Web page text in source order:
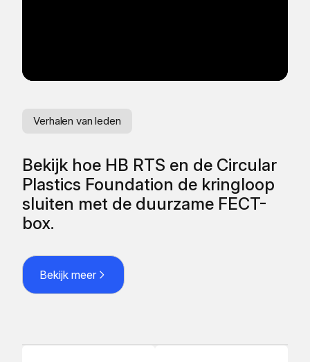
Verhalen van leden
Bekijk hoe HB RTS en de Circular
Plastics Foundation de kringloop
sluiten met de duurzame FECT-
box.
Bekijk meer